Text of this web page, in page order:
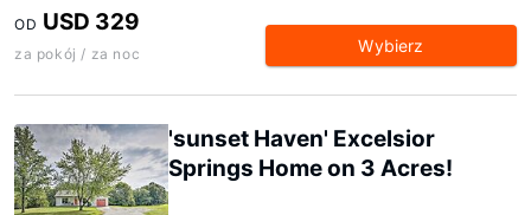
OD USD 329
za pokój / za noc Wybierz
'sunset Haven' Excelsior
Springs Home on 3 Acres!